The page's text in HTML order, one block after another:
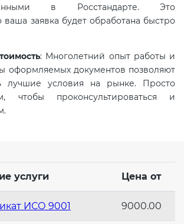
в Росстандарте. Это
ваша заявка будет обработана быстро
: Многолетний опыт работы и
оформляемых документов позволяют
лучшие условия на рынке. Просто
чтобы проконсультироваться и
услуги Цена от
ИСО 9001 9000.00
промышленного
ТС 010)
защиты (ТР ТС